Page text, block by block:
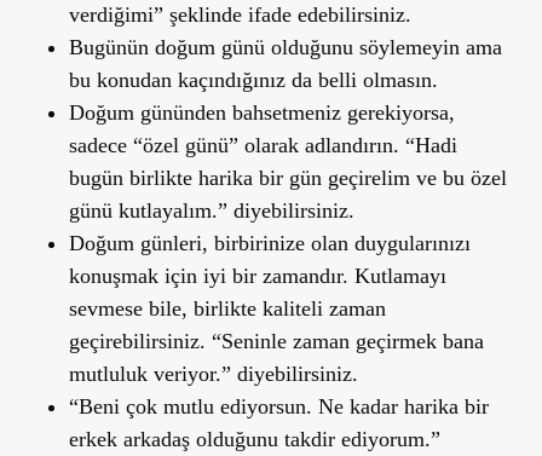
verdiğimi” şeklinde ifade edebilirsiniz.
Bugünün doğum günü olduğunu söylemeyin ama
bu konudan kaçındığınız da belli olmasın.
Doğum gününden bahsetmeniz gerekiyorsa,
sadece “özel günü” olarak adlandırın. “Hadi
bugün birlikte harika bir gün geçirelim ve bu özel
günü kutlayalım.” diyebilirsiniz.
Doğum günleri, birbirinize olan duygularınızı
konuşmak için iyi bir zamandır. Kutlamayı
sevmese bile, birlikte kaliteli zaman
geçirebilirsiniz. “Seninle zaman geçirmek bana
mutluluk veriyor.” diyebilirsiniz.
“Beni çok mutlu ediyorsun. Ne kadar harika bir
erkek arkadaş olduğunu takdir ediyorum.”